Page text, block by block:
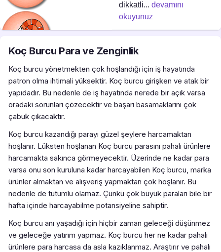
dikkatli... devamını
okuyunuz
Koç Burcu Para ve Zenginlik
Koç burcu yönetmekten çok hoşlandığı için iş hayatında
patron olma ihtimali yüksektir. Koç burcu girişken ve atak bir
yapıdadır. Bu nedenle de iş hayatında nerede bir açık varsa
oradaki sorunları çözecektir ve başarı basamaklarını çok
çabuk çıkacaktır.
Koç burcu kazandığı parayı güzel şeylere harcamaktan
hoşlanır. Lüksten hoşlanan Koç burcu parasını pahalı ürünlere
harcamakta sakınca görmeyecektir. Üzerinde ne kadar para
varsa onu son kuruluna kadar harcayabilen Koç burcu, marka
ürünler almaktan ve alışveriş yapmaktan çok hoşlanır. Bu
nedenle de tutumlu olamaz. Çünkü çok büyük paraları bile bir
hafta içinde harcayabilme potansiyeline sahiptir.
Koç burcu anı yaşadığı için hiçbir zaman geleceği düşünmez
ve geleceğe yatırım yapmaz. Koç burcu her ne kadar pahalı
ürünlere para harcasa da asla kazıklanmaz. Araştırır ve pahalı